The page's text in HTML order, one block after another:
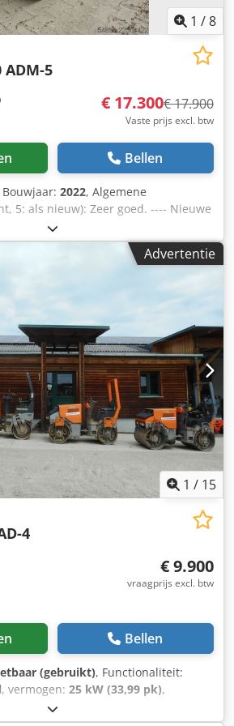
1 /8
ADM-5
€ 17.300€ 17.900
Vaste prijs excl. btw
Bellen
Bouwjaar: 2022, Algemene
5: als nieuw): Zeer goed. ---- Nieuwe
Alszkzzhemer
Advertentie
1 / 15
4
€ 9.900
vraagprijs excl. btw
Bellen
(gebruikt), Functionaliteit:
, vermogen: 25 kW (33,99 pk),
, Bouwjaar: